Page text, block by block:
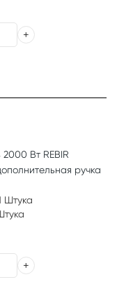
Вт REBIR
ручка
Штука